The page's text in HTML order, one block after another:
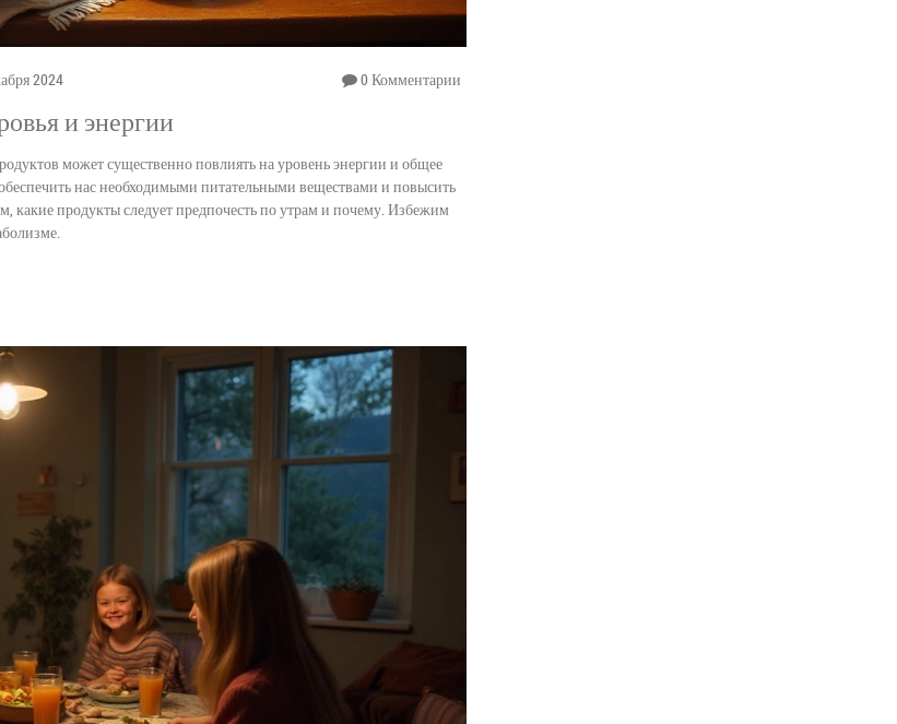
2024 0 Комментарии
и энергии
может существенно повлиять на уровень энергии и общее
нас необходимыми питательными веществами и повысить
какие продукты следует предпочесть по утрам и почему. Избежим